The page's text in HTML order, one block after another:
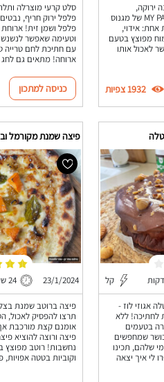
ירוקה,
מפוצצים בטעם, עם מחבת MY PAN של מגנוס
אידוי,
מפוצץ בטעם
לאכול אותו
1932 צפיות
סלט קרעי מוצרלה
פלפל ירוק חריף,
פלפל ושמן זית!
וטעימה שאפשר לנשנש
עם חתיכת לחם טרייה
ארוחה! מתאים גם לחג
כניסה למתכון
קל
אגוזי לוז -
וכ-290 קלוריות לחתיכה! ללא
בטעמים
שמחפשים
שלהם, תכינו
לי איך יצאה
פיצה שמנת מקורמל
23/1/2024 24 שעות ו-2 דקות
פיצה ברוטב שמנת
תרצו להפסיק לאכול,
אומנם קצת מורכבת
פיצה ורוצה להוציא
נחשבות! רוטב
וקוביות בטטה אפויות,